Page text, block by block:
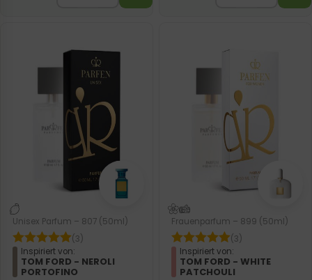
Unisex Parfum – 807 (50ml)
(3)
Inspiriert von:
TOM FORD - NEROLI
PORTOFINO
Frauenparfum – 899 (50ml)
(3)
Inspiriert von:
TOM FORD - WHITE
PATCHOULI